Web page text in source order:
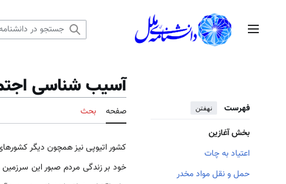
منوی اصلی
فهرست نهفتن
بخش آغازین
اعتیاد به چات
حمل و نقل مواد مخدر
آسیب شناسی
صفحه بحث
کشور اتیوپی نیز همچون دیگر
خود بر زندگی مردم صبور این سرزمین